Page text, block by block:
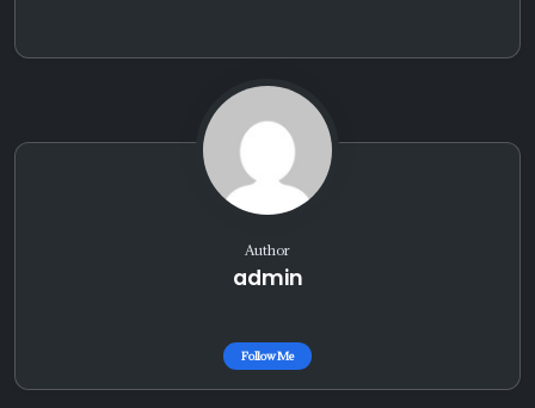
Author
admin
Follow Me